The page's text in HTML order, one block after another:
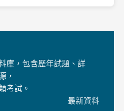
庫，包含歷年試題、詳
，
考試。
最新資料